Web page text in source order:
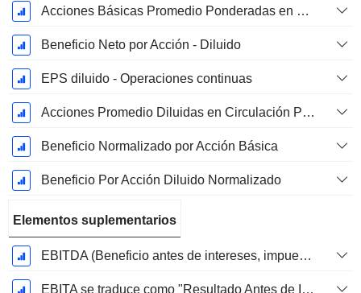
Acciones Básicas Promedio Ponderadas en Circulación
Beneficio Neto por Acción - Diluido
EPS diluido - Operaciones continuas
Acciones Promedio Diluidas en Circulación Ponderadas
Beneficio Normalizado por Acción Básica
Beneficio Por Acción Diluido Normalizado
Elementos suplementarios
EBITDA (Beneficio antes de intereses, impuestos, depreciación y amortización)
EBITA se traduce como "Resultado Antes de Intereses, Impuestos y Amortizaciones" en español.